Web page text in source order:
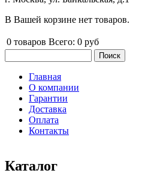
В Вашей корзине нет товаров.
0 товаров Всего: 0 руб
Главное меню
Главная
О компании
Гарантии
Доставка
Оплата
Контакты
Каталог